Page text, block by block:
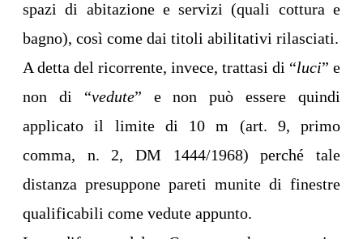
spazi di abitazione e servizi (quali cottura e
bagno), così come dai titoli abilitativi rilasciati.
A detta del ricorrente, invece, trattasi di “luci” e
non di “vedute” e non può essere quindi
applicato il limite di 10 m (art. 9, primo
comma, n. 2, DM 1444/1968) perché tale
distanza presuppone pareti munite di finestre
qualificabili come vedute appunto.